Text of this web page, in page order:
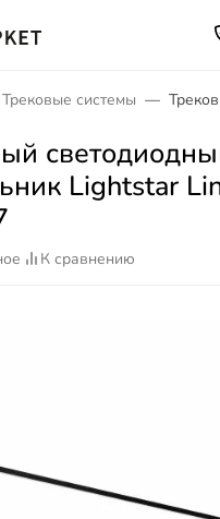
Трековые системы
Lightstar
К сравнению